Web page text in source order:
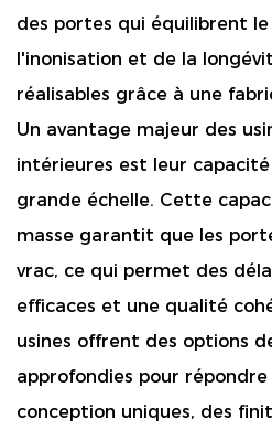
des portes qui équilibrent
l'inonisation et de la
réalisables grâce à une
Un avantage majeur des
intérieures est leur
grande échelle. Cette
masse garantit que les
vrac, ce qui permet des
efficaces et une qualité
usines offrent des options
approfondies pour
conception uniques, des